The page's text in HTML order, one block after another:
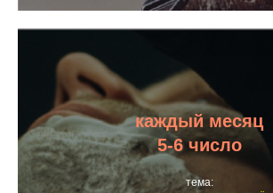
каждый месяц
5-6 число
тема: